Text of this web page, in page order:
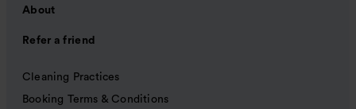
About
Refer a friend
Cleaning Practices
Booking Terms & Conditions